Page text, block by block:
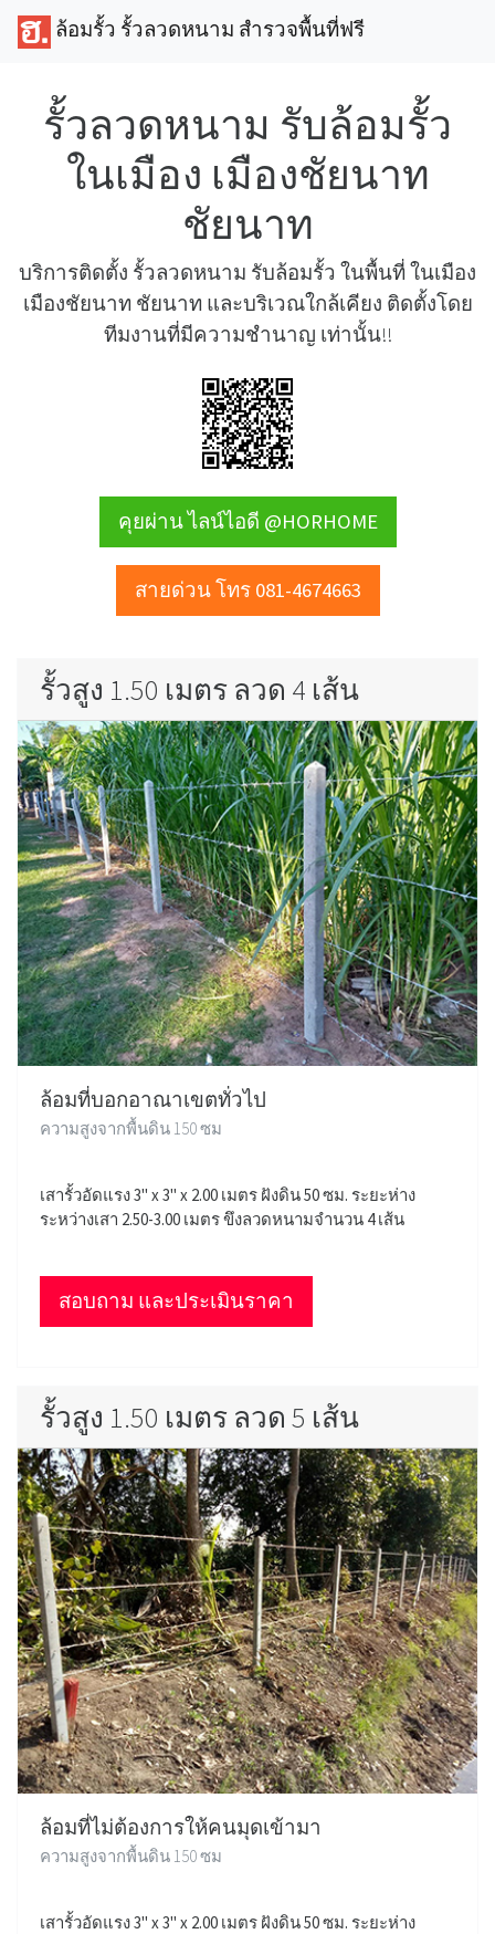
ล้อมรั้ว รั้วลวดหนาม สำรวจพื้นที่ฟรี
รั้วลวดหนาม รับล้อมรั้ว
ในเมือง เมืองชัยนาท
ชัยนาท
บริการติดตั้ง รั้วลวดหนาม รับล้อมรั้ว ในพื้นที่ ในเมือง
เมืองชัยนาท ชัยนาท และบริเวณใกล้เคียง ติดตั้งโดย
ทีมงานที่มีความชำนาญ เท่านั้น!!
คุยผ่าน ไลน์ไอดี @HORHOME
สายด่วน โทร 081-4674663
รั้วสูง 1.50 เมตร ลวด 4 เส้น
ล้อมที่บอกอาณาเขตทั่วไป
ความสูงจากพื้นดิน 150 ซม
เสารั้วอัดแรง 3" x 3" x 2.00 เมตร ฝังดิน 50 ซม. ระยะห่าง
ระหว่างเสา 2.50-3.00 เมตร ขึงลวดหนามจำนวน 4 เส้น
สอบถาม และประเมินราคา
รั้วสูง 1.50 เมตร ลวด 5 เส้น
ล้อมที่ไม่ต้องการให้คนมุดเข้ามา
ความสูงจากพื้นดิน 150 ซม
เสารั้วอัดแรง 3" x 3" x 2.00 เมตร ฝังดิน 50 ซม. ระยะห่าง